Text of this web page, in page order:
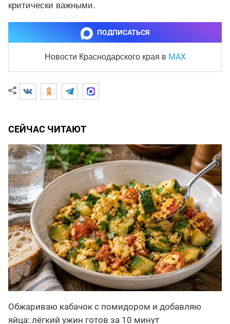
критически важными.
ПОДПИСАТЬСЯ
Новости Краснодарского края в MAX
СЕЙЧАС ЧИТАЮТ
Обжариваю кабачок с помидором и добавляю
яйца: лёгкий ужин готов за 10 минут